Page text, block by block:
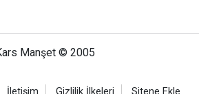
Manşet © 2005
İletişim Gizlilik İlkeleri Sitene Ekle